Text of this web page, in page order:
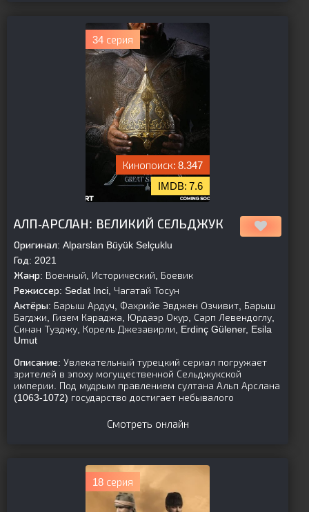
34 серия
8.347
7.6
АЛП-АРСЛАН: ВЕЛИКИЙ СЕЛЬДЖУК
Оригинал: Alparslan Büyük Selçuklu
Год: 2021
Жанр: Военный, Исторический, Боевик
Режиссер: Sedat Inci, Чагатай Тосун
Актёры: Барыш Ардуч, Фахрийе Эвджен Озчивит, Барыш
Багджи, Гизем Караджа, Юрдаэр Окур, Сарп Левендоглу,
Синан Тузджу, Корель Джезавирли, Erdinç Gülener, Esila
Umut
Описание: Увлекательный турецкий сериал погружает
зрителей в эпоху могущественной Сельджукской
империи. Под мудрым правлением султана Альп Арслана
(1063-1072) государство достигает небывалого
Смотреть онлайн
18 серия